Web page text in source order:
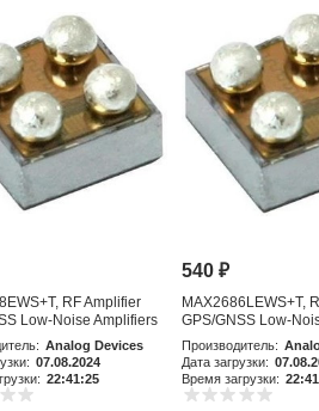
RF Amplifier
Low-Noise Amplifiers
Analog Devices
07.08.2024
22:41:25
540₽
MAX2686LEWS+T,
GPS/GNSS Low-
with Integr
Производитель:
Дата загрузки:
Время загрузки: